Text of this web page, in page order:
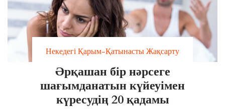
Некедегі Қарым-Қатынасты Жақсарту
Әрқашан бір нәрсеге
шағымданатын күйеуімен
күресудің 20 қадамы